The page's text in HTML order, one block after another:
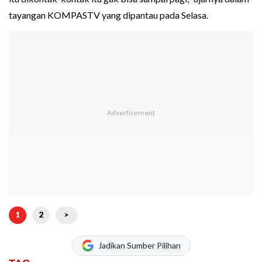
tayangan KOMPASTV yang dipantau pada Selasa.
1 2 >
Jadikan Sumber Pilihan